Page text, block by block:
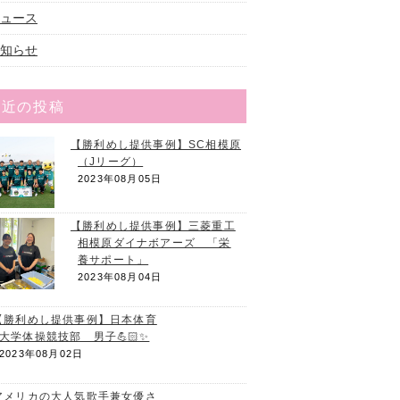
ース
らせ
の投稿
【勝利めし提供事例】SC相模原
（Jリーグ）
2023年08月05日
【勝利めし提供事例】三菱重工
相模原ダイナボアーズ 「栄
養サポート」
2023年08月04日
【勝利めし提供事例】日本体育
大学体操競技部 男子
2023年08月02日